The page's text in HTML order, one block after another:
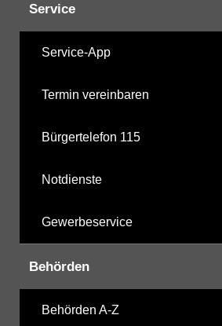
Service
Service-App
Termin vereinbaren
Bürgertelefon 115
Notdienste
Gewerbeservice
Behörden
Behörden A-Z